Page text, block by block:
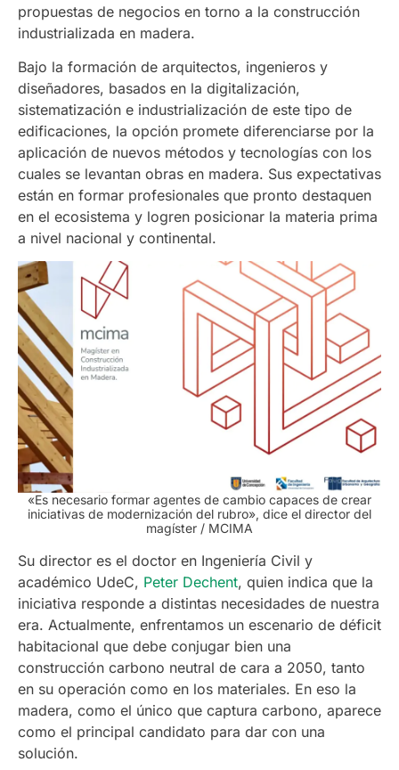
propuestas de negocios en torno a la construcción
industrializada en madera.
Bajo la formación de arquitectos, ingenieros y
diseñadores, basados en la digitalización,
sistematización e industrialización de este tipo de
edificaciones, la opción promete diferenciarse por la
aplicación de nuevos métodos y tecnologías con los
cuales se levantan obras en madera. Sus expectativas
están en formar profesionales que pronto destaquen
en el ecosistema y logren posicionar la materia prima
a nivel nacional y continental.
«Es necesario formar agentes de cambio capaces de crear
iniciativas de modernización del rubro», dice el director del
magíster / MCIMA
Su director es el doctor en Ingeniería Civil y
académico UdeC, Peter Dechent, quien indica que la
iniciativa responde a distintas necesidades de nuestra
era. Actualmente, enfrentamos un escenario de déficit
habitacional que debe conjugar bien una
construcción carbono neutral de cara a 2050, tanto
en su operación como en los materiales. En eso la
madera, como el único que captura carbono, aparece
como el principal candidato para dar con una
solución.